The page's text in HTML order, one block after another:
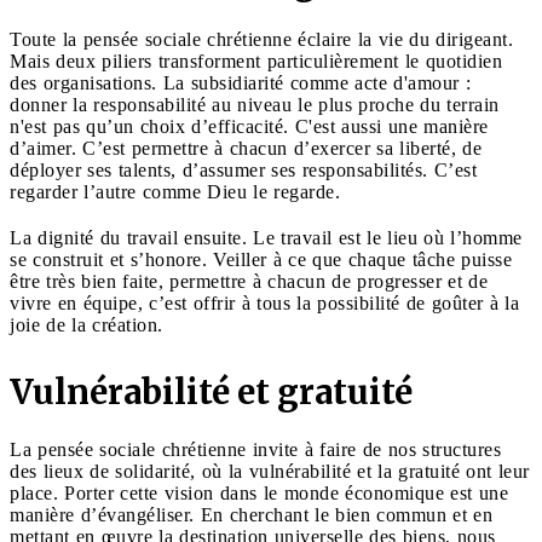
Toute la pensée sociale chrétienne éclaire la vie du dirigeant.
Mais deux piliers transforment particulièrement le quotidien
des organisations. La subsidiarité comme acte d'amour :
donner la responsabilité au niveau le plus proche du terrain
n'est pas qu’un choix d’efficacité. C'est aussi une manière
d’aimer. C’est permettre à chacun d’exercer sa liberté, de
déployer ses talents, d’assumer ses responsabilités. C’est
regarder l’autre comme Dieu le regarde.
La dignité du travail ensuite. Le travail est le lieu où l’homme
se construit et s’honore. Veiller à ce que chaque tâche puisse
être très bien faite, permettre à chacun de progresser et de
vivre en équipe, c’est offrir à tous la possibilité de goûter à la
joie de la création.
Vulnérabilité et gratuité
La pensée sociale chrétienne invite à faire de nos structures
des lieux de solidarité, où la vulnérabilité et la gratuité ont leur
place. Porter cette vision dans le monde économique est une
manière d’évangéliser. En cherchant le bien commun et en
mettant en œuvre la destination universelle des biens, nous